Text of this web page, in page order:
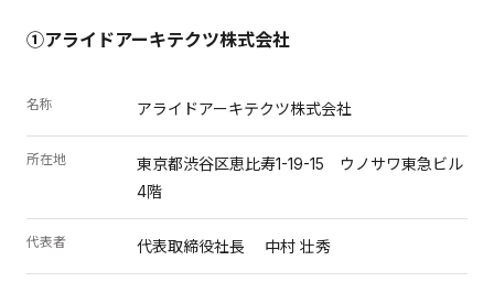
①アライドアーキテクツ株式会社
名称 アライドアーキテクツ株式会社
所在地
東京都渋谷区恵比寿1-19-15 ウノサワ東急ビル
4階
代表者 代表取締役社長 中村 壮秀